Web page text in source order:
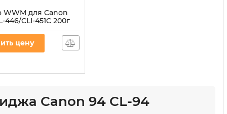
для Canon
446/CLI-451C 200г
C цену
Canon 94 CL-94